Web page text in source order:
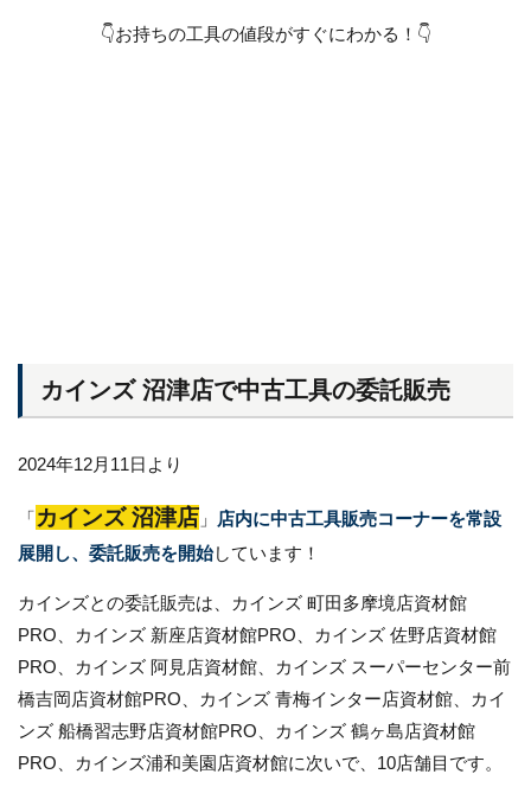
👇お持ちの工具の値段がすぐにわかる！👇
カインズ 沼津店で中古工具の委託販売
2024年12月11日より
「カインズ 沼津店 」
店内に中古工具販売コーナーを常設
展開し、委託販売を開始しています！
カインズとの委託販売は、カインズ 町田多摩境店資材館
PRO、カインズ 新座店資材館PRO、カインズ 佐野店資材館
PRO、カインズ 阿見店資材館、カインズ スーパーセンター前
橋吉岡店資材館PRO、カインズ 青梅インター店資材館、カイ
ンズ 船橋習志野店資材館PRO、カインズ 鶴ヶ島店資材館
PRO、カインズ浦和美園店資材館に次いで、10店舗目です。